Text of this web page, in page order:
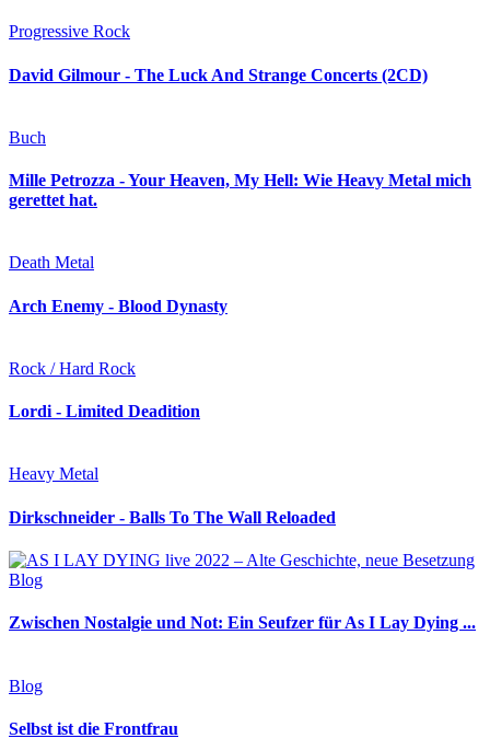
Progressive Rock
David Gilmour - The Luck And Strange Concerts (2CD)
Buch
Mille Petrozza - Your Heaven, My Hell: Wie Heavy Metal mich
gerettet hat.
Death Metal
Arch Enemy - Blood Dynasty
Rock / Hard Rock
Lordi - Limited Deadition
Heavy Metal
Dirkschneider - Balls To The Wall Reloaded
Blog
Zwischen Nostalgie und Not: Ein Seufzer für As I Lay Dying ...
Blog
Selbst ist die Frontfrau